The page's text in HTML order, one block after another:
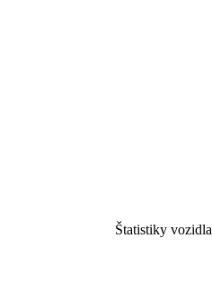
Štatistiky vozidla